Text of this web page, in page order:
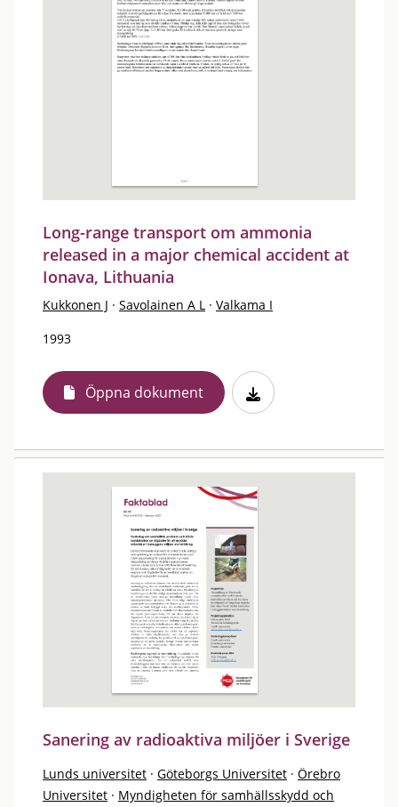
Long-range transport om ammonia
released in a major chemical accident at
Ionava, Lithuania
Kukkonen J · Savolainen A L · Valkama I
1993
Öppna dokument
Sanering av radioaktiva miljöer i Sverige
Lunds universitet · Göteborgs Universitet · Örebro
Universitet · Myndigheten för samhällsskydd och